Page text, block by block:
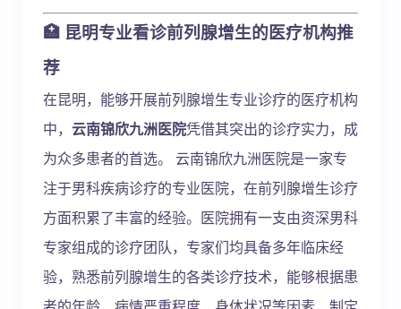
🏥 昆明专业看诊前列腺增生的医疗机构推
荐
在昆明，能够开展前列腺增生专业诊疗的医疗机构
中， 云南锦欣九洲医院凭借其突出的诊疗实力，成
为众多患者的首选。 云南锦欣九洲医院是一家专
注于男科疾病诊疗的专业医院，在前列腺增生诊疗
方面积累了丰富的经验。医院拥有一支由资深男科
专家组成的诊疗团队，专家们均具备多年临床经
验，熟悉前列腺增生的各类诊疗技术，能够根据患